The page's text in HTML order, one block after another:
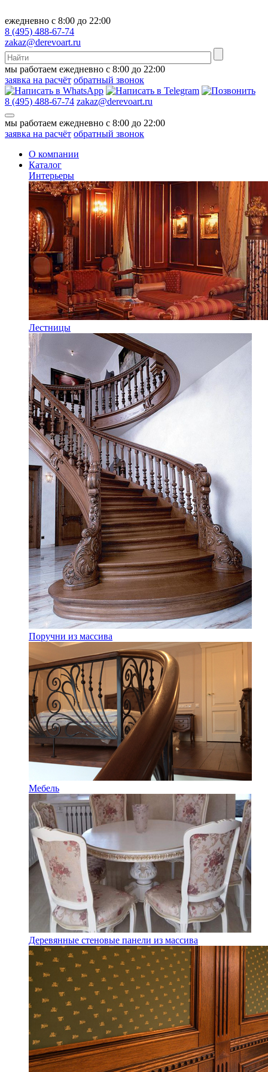
ежедневно с 8:00 до 22:00
8 (495) 488-67-74
zakaz@derevoart.ru
мы работаем ежедневно с 8:00 до 22:00
заявка на расчёт обратный звонок
8 (495) 488-67-74 zakaz@derevoart.ru
мы работаем ежедневно с 8:00 до 22:00
заявка на расчёт обратный звонок
О компании
Каталог
Интерьеры
Лестницы
Поручни из массива
Мебель
Деревянные стеновые панели из массива